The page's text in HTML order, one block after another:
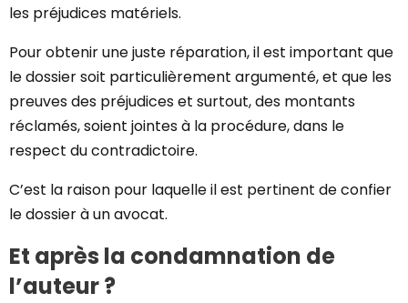
les préjudices matériels.
Pour obtenir une juste réparation, il est important que
le dossier soit particulièrement argumenté, et que les
preuves des préjudices et surtout, des montants
réclamés, soient jointes à la procédure, dans le
respect du contradictoire.
C’est la raison pour laquelle il est pertinent de confier
le dossier à un avocat.
Et après la condamnation de
l’auteur ?